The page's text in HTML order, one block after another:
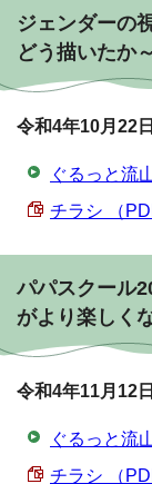
ジェンダーの
どう描いたか～
令和4年10月22
ぐるっと流
チラシ （
パパスクール
がより楽しく
令和4年11月12
ぐるっと流
チラシ （